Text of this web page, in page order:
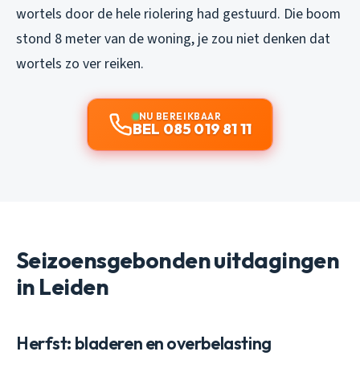
wortels door de hele riolering had gestuurd. Die boom
stond 8 meter van de woning, je zou niet denken dat
wortels zo ver reiken.
NU BEREIKBAAR
BEL 085 019 81 11
Seizoensgebonden uitdagingen
in Leiden
Herfst: bladeren en overbelasting